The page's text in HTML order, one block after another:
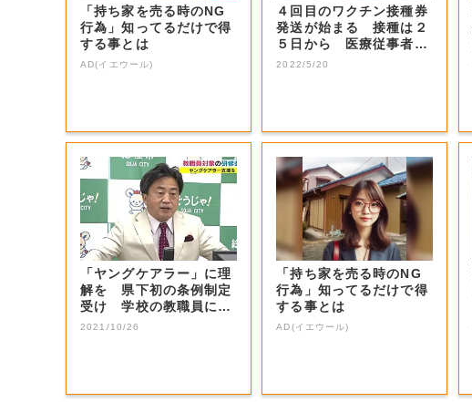
「持ち家を売る時のNG
行為」知ってるだけで得
する事とは
AD(イエウール)
４回目のワクチン接種券
発送が始まる 接種は２
５日から 医療従事者分
を発送【岡山・...
2022/5/20
「ヤングケアラー」に理
解を 県下初の条例制定
受け 学校の教職員に研
修【岡山・総社...
2021/10/26
「持ち家を売る時のNG
行為」知ってるだけで得
する事とは
AD(イエウール)